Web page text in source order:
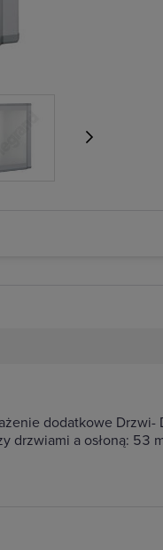
dodatkowe
drzwiami a osłoną: